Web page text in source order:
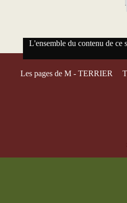
L'ensemble du contenu de ce
Les pages de M - TERRIER